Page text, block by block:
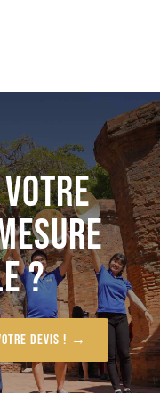
?
devis !